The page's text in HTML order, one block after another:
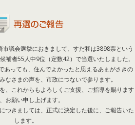
議会選挙におきまして、すだ和は3898票という
補者55人中9位（定数42）で当選いたしました。
あっても、住んでよかったと思えるあまがさきの
なさまの声を、市政につないで参ります。
、これからもよろしくご支援、ご指導を賜ります
お願い申し上げます。
つきましては、正式に決定した後に、ご報告いた
します。